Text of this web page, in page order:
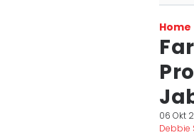
Home
06 Okt
Debbie